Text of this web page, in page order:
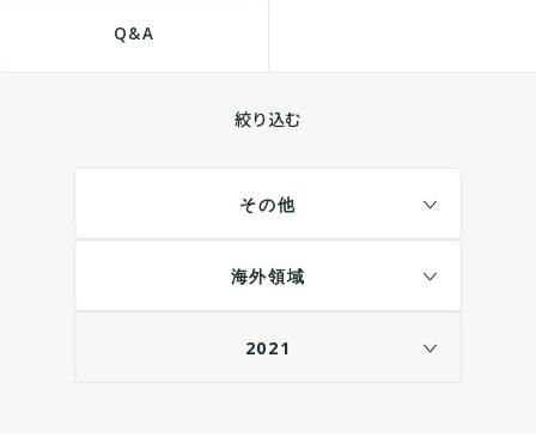
Q&A
絞り込む
その他
海外領域
2021